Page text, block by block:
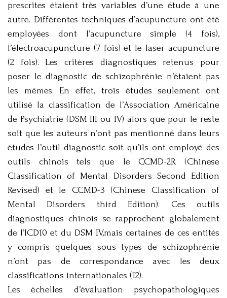
prescrites étaient très variables d’une étude à une
autre. Différentes techniques d’acupuncture ont été
employées dont l’acupuncture simple (4 fois),
l’électroacupuncture (7 fois) et le laser acupuncture
(2 fois). Les critères diagnostiques retenus pour
poser le diagnostic de schizophrénie n’étaient pas
les mêmes. En effet, trois études seulement ont
utilisé la classification de l’Association Américaine
de Psychiatrie (DSM III ou IV) alors que pour le reste
soit que les auteurs n’ont pas mentionné dans leurs
études l’outil diagnostic soit qu’ils ont employé des
outils chinois tels que le CCMD-2R (Chinese
Classification of Mental Disorders Second Edition
Revised) et le CCMD-3 (Chinese Classification of
Mental Disorders third Edition). Ces outils
diagnostiques chinois se rapprochent globalement
de l’ICD10 et du DSM IV,mais certaines de ces entités
y compris quelques sous types de schizophrénie
n’ont pas de correspondance avec les deux
classifications internationales (12).
Les échelles d’évaluation psychopathologiques